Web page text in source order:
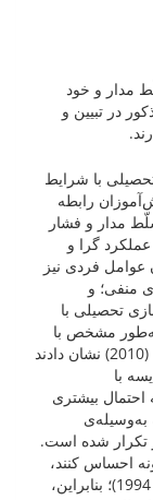
مدار و خود
در تبیین و
با شرایط
رابطه
مدار و فشار
گرا و
عوامل فردی نیز
منفی؛ و
تحصیلی با
مشخص با
چندین پژوهش قبلی همسوست. مثلاً نورا و ژانگ (2010) نشان دادند
با
‌احتمال بیشتری
(مورداک و همکاران، 2001) نیز تکرار شده است.
احساس کنند،
فکر کنند، خود را برانگیزانند و رفتار کنند (بندورا، 1994)؛ بنابراین،